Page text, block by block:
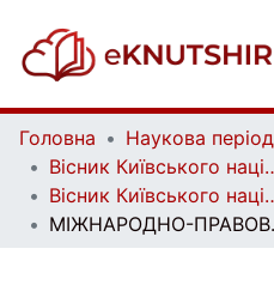
Головна
Вісник Київського національного університету імені
Вісник Київського національного